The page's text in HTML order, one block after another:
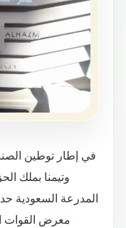
في إطار توطين
وتيمنا بملك
المدرعة السعودية
معرض القوات